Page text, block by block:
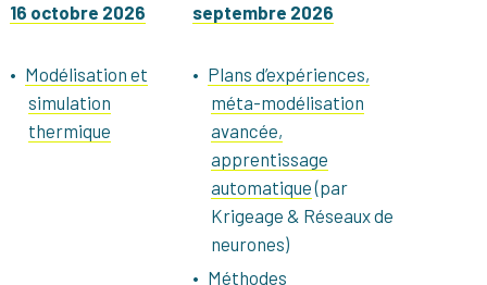
16 octobre 2026
Modélisation et
simulation
thermique
septembre 2026
Plans d’expériences,
méta-modélisation
avancée,
apprentissage
automatique(par
Krigeage & Réseaux de
neurones)
Méthodes